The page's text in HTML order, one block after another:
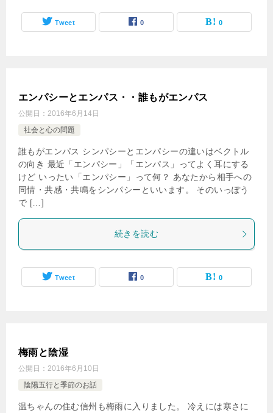
Tweet 0 0
エンパシーとエンパス・・誰もがエンパス
公開日： 2016年6月14日
社会と心の問題
誰もがエンパス シンパシーとエンパシーの違いはベクトル
の向き 最近「エンパシー」「エンパス」ってよく耳にする
けど いったい「エンパシー」って何？ あなたから相手への
同情・共感・共鳴をシンパシーといいます。 そのいっぽう
で […]
続きを読む
Tweet 0 0
梅雨と陰湿
公開日： 2016年6月10日
陰陽五行と季節のお話
温ちゃんの住む信州も梅雨に入りました。 冷えには寒さに